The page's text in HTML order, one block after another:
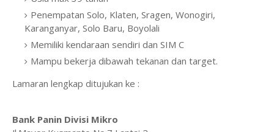
Penempatan Solo, Klaten, Sragen, Wonogiri,
Karanganyar, Solo Baru, Boyolali
Memiliki kendaraan sendiri dan SIM C
Mampu bekerja dibawah tekanan dan target.
Lamaran lengkap ditujukan ke :
Bank Panin Divisi Mikro